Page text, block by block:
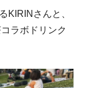
KIRINさんと、
ラボドリンク